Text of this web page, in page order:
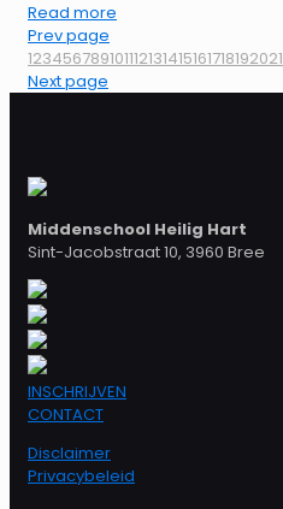
Read more
Prev page
123456789101112131415161718192021
Next page
Middenschool Heilig Hart
Sint-Jacobstraat 10, 3960 Bree
INSCHRIJVEN
CONTACT
Disclaimer
Privacybeleid